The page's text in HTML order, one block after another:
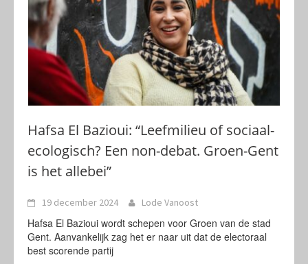
Hafsa El Bazioui: “Leefmilieu of sociaal-
ecologisch? Een non-debat. Groen-Gent
is het allebei”
19 december 2024 Lode Vanoost
Hafsa El Bazioui wordt schepen voor Groen van de stad
Gent. Aanvankelijk zag het er naar uit dat de electoraal
best scorende partij